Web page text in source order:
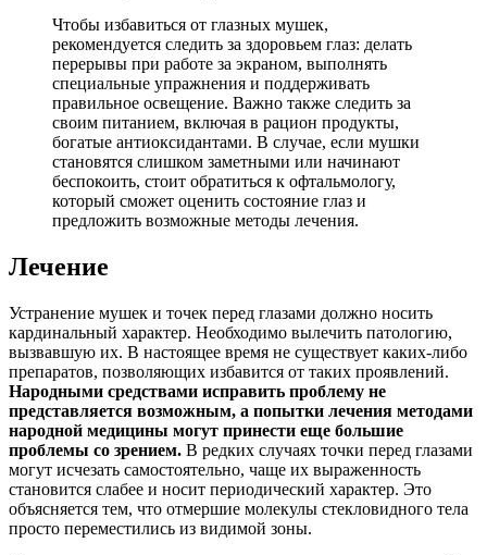
Чтобы избавиться от глазных мушек,
рекомендуется следить за здоровьем глаз: делать
перерывы при работе за экраном, выполнять
специальные упражнения и поддерживать
правильное освещение. Важно также следить за
своим питанием, включая в рацион продукты,
богатые антиоксидантами. В случае, если мушки
становятся слишком заметными или начинают
беспокоить, стоит обратиться к офтальмологу,
который сможет оценить состояние глаз и
предложить возможные методы лечения.
Лечение
Устранение мушек и точек перед глазами должно носить
кардинальный характер. Необходимо вылечить патологию,
вызвавшую их. В настоящее время не существует каких-либо
препаратов, позволяющих избавится от таких проявлений.
Народными средствами исправить проблему не
представляется возможным, а попытки лечения методами
народной медицины могут принести еще большие
проблемы со зрением. В редких случаях точки перед глазами
могут исчезать самостоятельно, чаще их выраженность
становится слабее и носит периодический характер. Это
объясняется тем, что отмершие молекулы стекловидного тела
просто переместились из видимой зоны.